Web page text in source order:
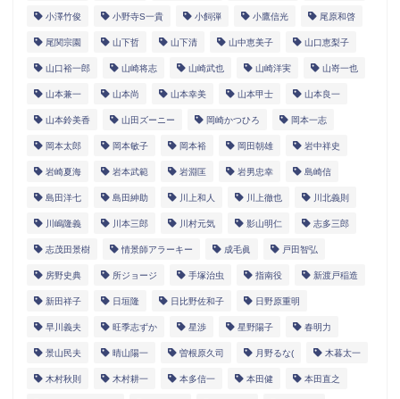
小澤竹俊 小野寺S一貴 小飼弾 小鷹信光 尾原和啓
尾関宗園 山下哲 山下清 山中恵美子 山口恵梨子
山口裕一郎 山崎将志 山崎武也 山崎洋実 山嵜一也
山本兼一 山本尚 山本幸美 山本甲士 山本良一
山本鈴美香 山田ズーニー 岡崎かつひろ 岡本一志
岡本太郎 岡本敏子 岡本裕 岡田朝雄 岩中祥史
岩崎夏海 岩本武範 岩淵匡 岩男忠幸 島崎信
島田洋七 島田紳助 川上和人 川上徹也 川北義則
川嶋隆義 川本三郎 川村元気 影山明仁 志多三郎
志茂田景樹 情景師アラーキー 成毛眞 戸田智弘
房野史典 所ジョージ 手塚治虫 指南役 新渡戸稲造
新田祥子 日垣隆 日比野佐和子 日野原重明
早川義夫 旺季志ずか 星渉 星野陽子 春明力
景山民夫 晴山陽一 曽根原久司 月野るな( 木暮太一
木村秋則 木村耕一 本多信一 本田健 本田直之